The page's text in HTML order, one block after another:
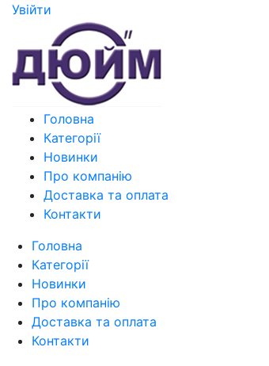
Увiйти
Головна
Категорії
Новинки
Про компанію
Доставка та оплата
Контакти
Головна
Категорії
Новинки
Про компанію
Доставка та оплата
Контакти